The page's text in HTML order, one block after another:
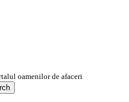
oamenilor de afaceri